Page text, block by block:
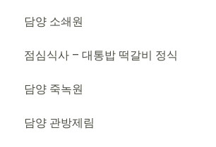
담양 소쇄원
점심식사 – 대통밥 떡갈비 정식
담양 죽녹원
담양 관방제림